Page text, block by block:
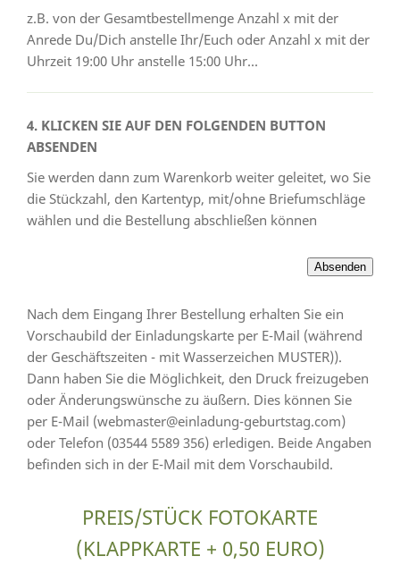
z.B. von der Gesamtbestellmenge Anzahl x mit der
Anrede Du/Dich anstelle Ihr/Euch oder Anzahl x mit der
Uhrzeit 19:00 Uhr anstelle 15:00 Uhr...
4. KLICKEN SIE AUF DEN FOLGENDEN BUTTON
ABSENDEN
Sie werden dann zum Warenkorb weiter geleitet, wo Sie
die Stückzahl, den Kartentyp, mit/ohne Briefumschläge
wählen und die Bestellung abschließen können
Nach dem Eingang Ihrer Bestellung erhalten Sie ein
Vorschaubild der Einladungskarte per E-Mail (während
der Geschäftszeiten - mit Wasserzeichen MUSTER)).
Dann haben Sie die Möglichkeit, den Druck freizugeben
oder Änderungswünsche zu äußern. Dies können Sie
per E-Mail (webmaster@einladung-geburtstag.com)
oder Telefon (03544 5589 356) erledigen. Beide Angaben
befinden sich in der E-Mail mit dem Vorschaubild.
PREIS/STÜCK FOTOKARTE
(KLAPPKARTE + 0,50 EURO)